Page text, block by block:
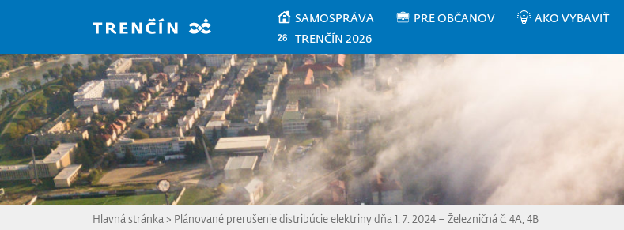
SAMOSPRÁVA PRE OBČANOV AKO VYBAVIŤ
TRENČÍN 2026
Hlavná stránka > Plánované prerušenie distribúcie elektriny dňa 1. 7. 2024 – Železničná č. 4A, 4B